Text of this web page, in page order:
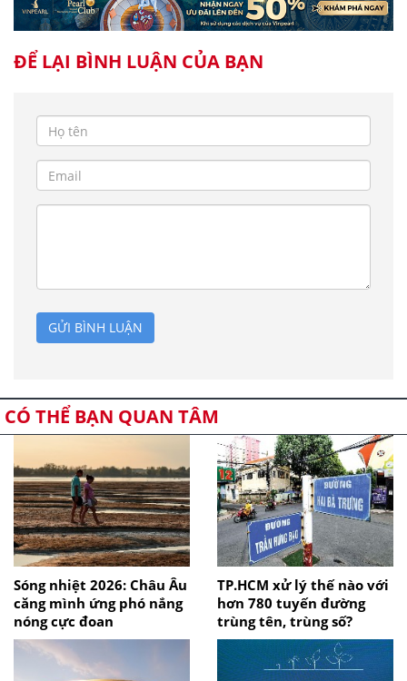
ĐỂ LẠI BÌNH LUẬN CỦA BẠN
GỬI BÌNH LUẬN
CÓ THỂ BẠN QUAN TÂM
Sóng nhiệt 2026: Châu Âu
căng mình ứng phó nắng
nóng cực đoan
TP.HCM xử lý thế nào với
hơn 780 tuyến đường
trùng tên, trùng số?